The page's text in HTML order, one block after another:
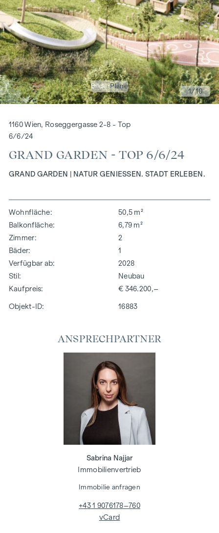
BilderPläne
1/10
1160 Wien, Roseggergasse 2-8 - Top
6/6/24
GRAND GARDEN - TOP 6/6/24
GRAND GARDEN | NATUR GENIESSEN. STADT ERLEBEN.
Wohnfläche
50,5 m²
Balkonfläche
6,79 m²
Zimmer
2
Bäder
1
Verfügbar ab
2028
Stil
Neubau
Kaufpreis
€ 346.200,–
Objekt-ID: 16883
ANSPRECHPARTNER
Sabrina Najjar
Immobilienvertrieb
Immobilie anfragen
+43 1 9076178–760
vCard